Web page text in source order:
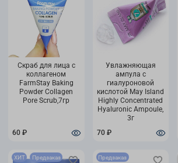
Скраб для лица с
коллагеном
FarmStаy Baking
Powder Collagen
Pore Scrub,7гр
60 ₽
Увлажняющая
ампула с
гиалуроновой
кислотой May Island
Highly Concentrated
Hyaluronic Ampoule,
3г
70 ₽
ХИТ Предзаказ Предзаказ